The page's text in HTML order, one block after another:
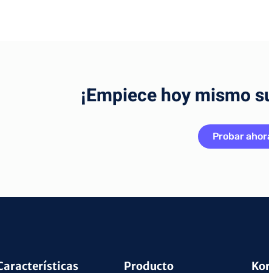
¡Empiece hoy mismo
Probar
Producto